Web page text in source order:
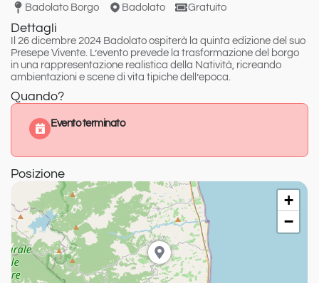
Badolato Borgo Badolato Gratuito
Dettagli
Il 26 dicembre 2024 Badolato ospiterà la quinta edizione del suo
Presepe Vivente . L’evento prevede la trasformazione del borgo
in una rappresentazione realistica della Natività, ricreando
ambientazioni e scene di vita tipiche dell’epoca.
Quando?
Evento terminato
Posizione
+
−